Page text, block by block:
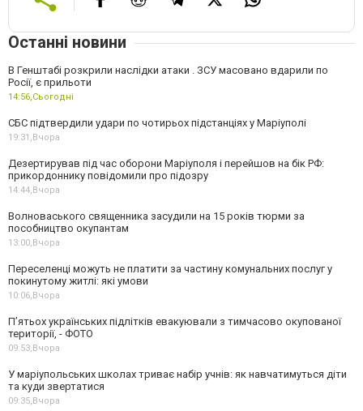
Останні новини
В Генштабі розкрили наслідки атаки . ЗСУ масовано вдарили по
Росії, є прильоти
14:56,Сьогодні
СБС підтвердили удари по чотирьох підстанціях у Маріуполі
19:31,Вчора
Дезертирував під час оборони Маріуполя і перейшов на бік РФ:
прикордоннику повідомили про підозру
14:44,Вчора
Волноваського священника засудили на 15 років тюрми за
пособництво окупантам
13:00,Вчора
Переселенці можуть не платити за частину комунальних послуг у
покинутому житлі: які умови
10:06,Вчора
П’ятьох українських підлітків евакуювали з тимчасово окупованої
території, - ФОТО
09:53,Вчора
У маріупольських школах триває набір учнів: як навчатимуться діти
та куди звертатися
09:35,Вчора